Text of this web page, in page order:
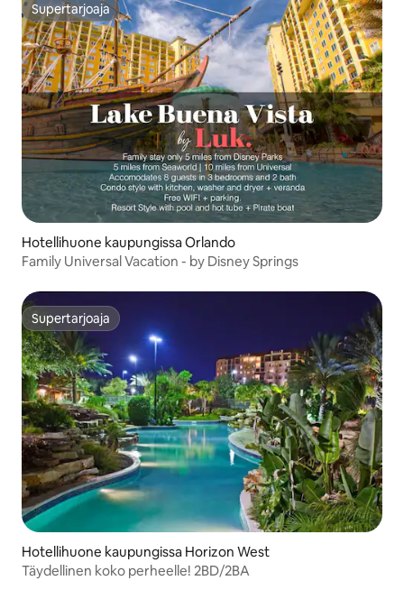
Supertarjoaja
Supertarjoaja
Hotellihuone kaupungissa Orlando
Family Universal Vacation - by Disney Springs
Supertarjoaja
Supertarjoaja
Hotellihuone kaupungissa Horizon West
Täydellinen koko perheelle! 2BD/2BA